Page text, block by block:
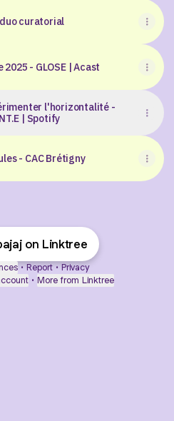
curatorial
Le Prix Dauphine 2025 - GLOSE | Acast
l'horizontalité -
| Spotify
- CAC Brétigny
on Linktree
• Report • Privacy
• More from Linktree